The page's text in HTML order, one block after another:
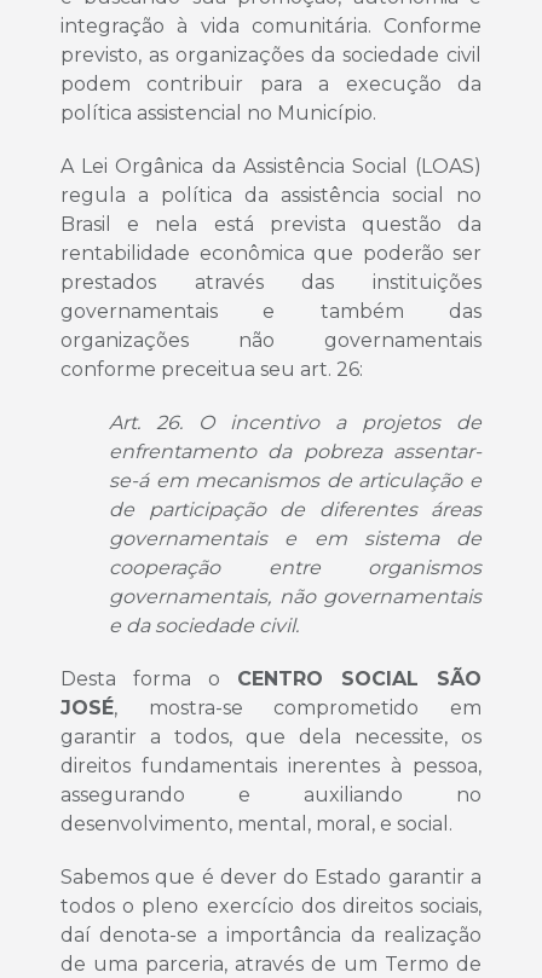
integração à vida comunitária. Conforme
previsto, as organizações da sociedade civil
podem contribuir para a execução da
política assistencial no Município.
A Lei Orgânica da Assistência Social (LOAS)
regula a política da assistência social no
Brasil e nela está prevista questão da
rentabilidade econômica que poderão ser
prestados através das instituições
governamentais e também das
organizações não governamentais
conforme preceitua seu art. 26:
Art. 26. O incentivo a projetos de
enfrentamento da pobreza assentar-
se-á em mecanismos de articulação e
de participação de diferentes áreas
governamentais e em sistema de
cooperação entre organismos
governamentais, não governamentais
e da sociedade civil.
Desta forma o CENTRO SOCIAL SÃO
JOSÉ, mostra-se comprometido em
garantir a todos, que dela necessite, os
direitos fundamentais inerentes à pessoa,
assegurando e auxiliando no
desenvolvimento, mental, moral, e social.
Sabemos que é dever do Estado garantir a
todos o pleno exercício dos direitos sociais,
daí denota-se a importância da realização
de uma parceria, através de um Termo de